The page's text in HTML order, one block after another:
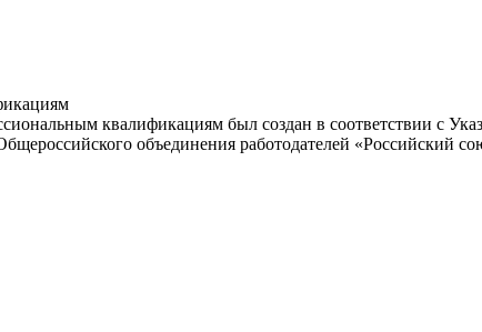
квалификациям был создан в соответствии с
объединения работодателей «Российский